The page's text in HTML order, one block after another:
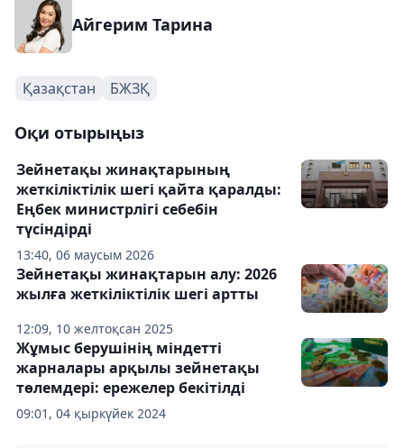
Айгерим Тарина
Қазақстан БЖЗҚ
Оқи отырыңыз
13:40, 06 маусым 2026
Зейнетақы жинақтарының
жеткіліктілік шегі қайта қаралды:
Еңбек министрлігі себебін
түсіндірді
12:09, 10 желтоқсан 2025
Зейнетақы жинақтарын алу: 2026
жылға жеткіліктілік шегі артты
09:01, 04 қыркүйек 2024
Жұмыс берушінің міндетті
жарналары арқылы зейнетақы
төлемдері: ережелер бекітілді